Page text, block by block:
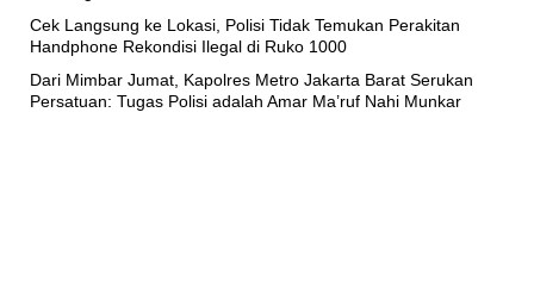
Cek Langsung ke Lokasi, Polisi Tidak Temukan Perakitan
Handphone Rekondisi Ilegal di Ruko 1000
Dari Mimbar Jumat, Kapolres Metro Jakarta Barat Serukan
Persatuan: Tugas Polisi adalah Amar Ma’ruf Nahi Munkar